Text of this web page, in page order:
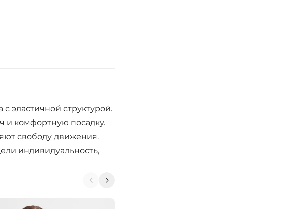
эластичной структурой.
и комфортную посадку.
свободу движения.
индивидуальность,